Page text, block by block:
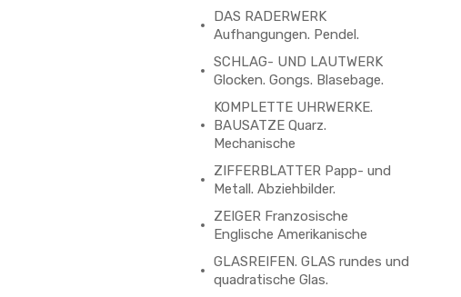
DAS RADERWERK
Aufhangungen. Pendel.
SCHLAG- UND LAUTWERK
Glocken. Gongs. Blasebage.
KOMPLETTE UHRWERKE.
BAUSATZE Quarz.
Mechanische
ZIFFERBLATTER Papp- und
Metall. Abziehbilder.
ZEIGER Franzosische
Englische Amerikanische
GLASREIFEN. GLAS rundes und
quadratische Glas.